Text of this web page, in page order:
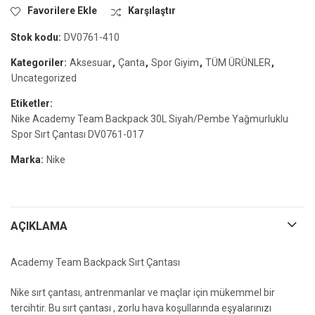
Favorilere Ekle Karşılaştır
Stok kodu: DV0761-410
Kategoriler: Aksesuar, Çanta, Spor Giyim, TÜM ÜRÜNLER,
Uncategorized
Etiketler:
Nike Academy Team Backpack 30L Siyah/Pembe Yağmurluklu
Spor Sırt Çantası DV0761-017
Marka: Nike
AÇIKLAMA
Academy Team Backpack Sırt Çantası
Nike sırt çantası, antrenmanlar ve maçlar için mükemmel bir
tercihtir. Bu sırt çantası , zorlu hava koşullarında eşyalarınızı